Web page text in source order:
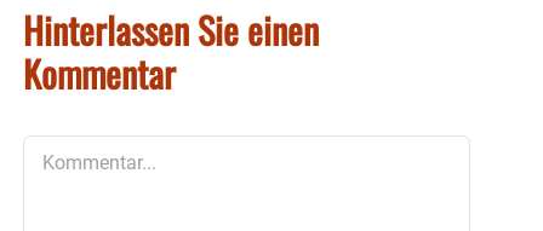
Hinterlassen Sie einen
Kommentar